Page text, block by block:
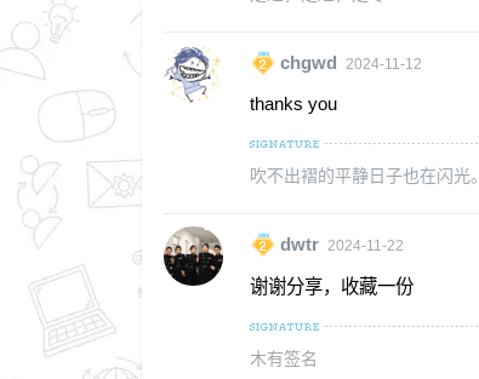
chgwd 2024-11-12
thanks you
吹不出褶的平静日子也在闪光。
dwtr 2024-11-22
谢谢分享，收藏一份
木有签名